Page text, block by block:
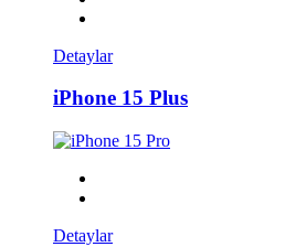
Detaylar
iPhone 15 Plus
Detaylar